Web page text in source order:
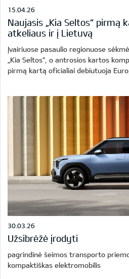
15.04.26
Naujasis „Kia Seltos“ pirmą
atkeliaus ir į Lietuvą
Įvairiuose pasaulio regionuose
„Kia Seltos“, o antrosios kartos
pirmą kartą oficialiai debiutuoja
30.03.26
Užsibrėžė įrodyti
pagrindinė šeimos transporto
kompaktiškas elektromobilis